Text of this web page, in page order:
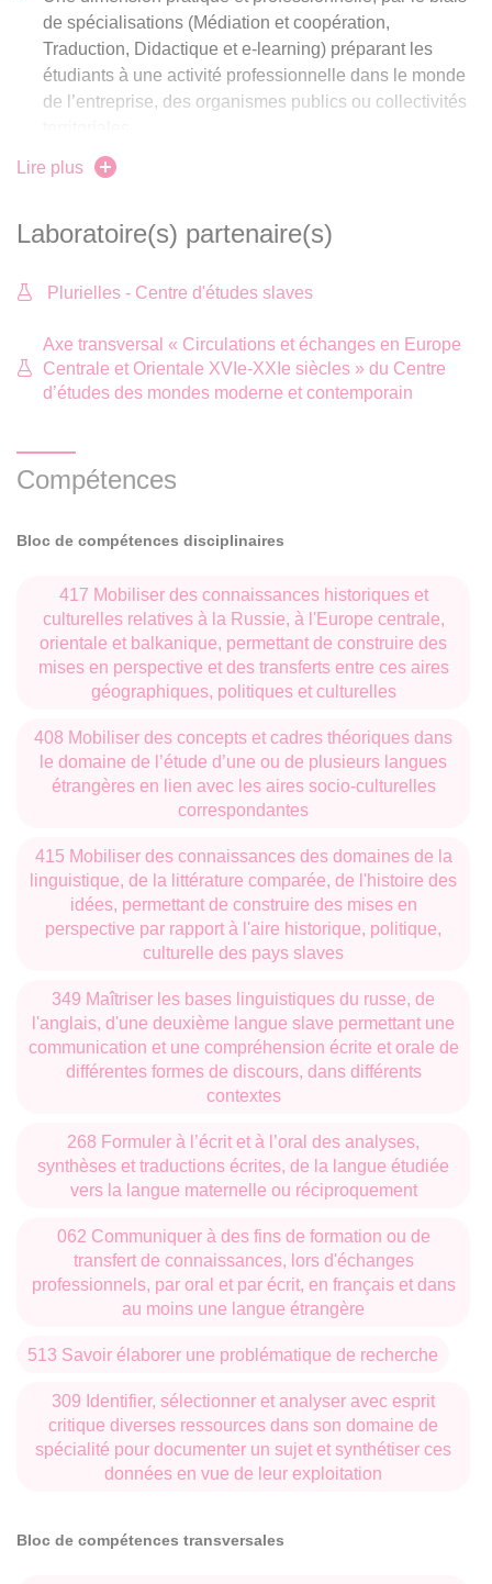
russe, l’anglais et une troisième langue européenne slave
comme langues de travail.
de spécialisations (Médiation et coopération,
Traduction, Didactique et e-learning) préparant les
étudiants à une activité professionnelle dans le monde
de l’entreprise, des organismes publics ou collectivités
Des possibilités de mobilité dans différents pays est-
Dimension internationale
La formation s’appuie sur descoopérations scientifiques
orientale, centrale et balkanique (Biélorussie, Lettonie,
Lituanie, Pologne, République tchèque, Russie, Serbie,
Les étudiants ont la possibilité d’effectuer un semestre de
mobilité
Biélorussie (Minsk)*
Géorgie (Tbilissi)
Lettonie (Riga)
Lituanie (Vilnius)
Pologne (Wrocław, Szczecin, Białystok)
République tchèque (Ostrava, Olomouc)
Russie (Moscou, Saint-Pétersbourg, Krasnodar,
Ukraine (Kiyv, Kharkiv, Dnipro)*
*Mobilités suspendues en 2022
Lire plus
Laboratoire(s) partenaire(s)
Plurielles - Centre d'études slaves
Axe transversal « Circulations et échanges en Europe
Centrale et Orientale XVIe-XXIe siècles » du Centre
d’études des mondes moderne et contemporain
Compétences
Bloc de compétences disciplinaires
417 Mobiliser des connaissances historiques et
culturelles relatives à la Russie, à l'Europe centrale,
orientale et balkanique, permettant de construire des
mises en perspective et des transferts entre ces aires
géographiques, politiques et culturelles
408 Mobiliser des concepts et cadres théoriques dans
le domaine de l’étude d’une ou de plusieurs langues
étrangères en lien avec les aires socio-culturelles
correspondantes
415 Mobiliser des connaissances des domaines de la
linguistique, de la littérature comparée, de l'histoire des
idées, permettant de construire des mises en
perspective par rapport à l'aire historique, politique,
culturelle des pays slaves
349 Maîtriser les bases linguistiques du russe, de
l'anglais, d'une deuxième langue slave permettant une
communication et une compréhension écrite et orale de
différentes formes de discours, dans différents
contextes
268 Formuler à l’écrit et à l’oral des analyses,
synthèses et traductions écrites, de la langue étudiée
vers la langue maternelle ou réciproquement
062 Communiquer à des fins de formation ou de
transfert de connaissances, lors d'échanges
professionnels, par oral et par écrit, en français et dans
au moins une langue étrangère
513 Savoir élaborer une problématique de recherche
309 Identifier, sélectionner et analyser avec esprit
critique diverses ressources dans son domaine de
spécialité pour documenter un sujet et synthétiser ces
données en vue de leur exploitation
Bloc de compétences transversales